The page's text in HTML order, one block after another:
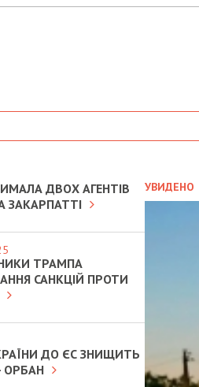
УВИДЕНО
ДВОХ АГЕНТІВ
ЗАКАРПАТТІ
ТРАМПА
САНКЦІЙ ПРОТИ
ДО ЄС ЗНИЩИТЬ
ОРБАН